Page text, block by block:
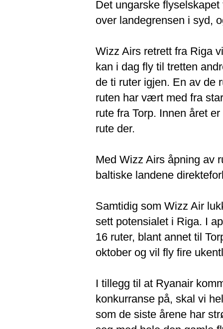
Det ungarske
over landegrensen i syd,
Wizz Airs retrett fra Riga
kan i dag fly til tretten
de ti ruter igjen. En av de
ruten har vært med fra
rute fra Torp. Innen året
rute der.
Med Wizz Airs åpning av
baltiske landene
Samtidig som Wizz Air
sett potensialet i Riga. I
16 ruter, blant annet til
oktober og vil fly fire
I tillegg til at Ryanair
konkurranse på, skal vi
som de siste årene har